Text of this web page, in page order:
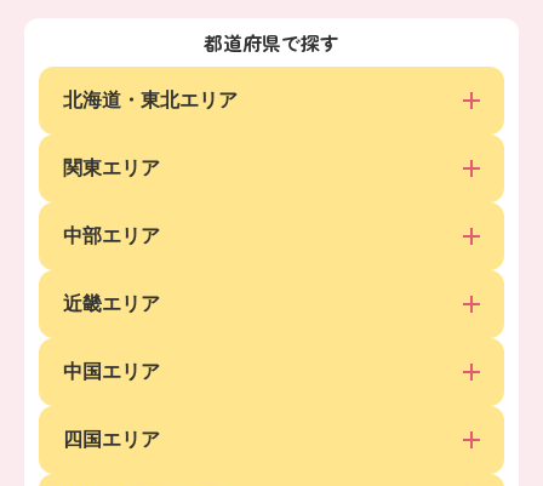
都道府県で探す
北海道・東北エリア
関東エリア
中部エリア
近畿エリア
中国エリア
四国エリア